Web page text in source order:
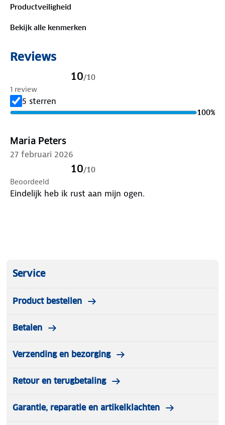
Productveiligheid
Bekijk alle kenmerken
Reviews
10/10
1 review
5 sterren
100%
Maria Peters
27 februari 2026
10/10
Beoordeeld
Eindelijk heb ik rust aan mijn ogen.
Service
Product bestellen
Betalen
Verzending en bezorging
Retour en terugbetaling
Garantie, reparatie en artikelklachten